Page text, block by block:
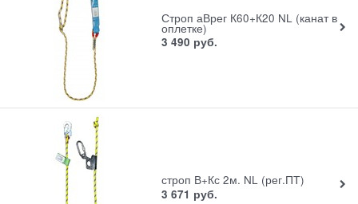
Строп аВрег К60+К20 NL (канат в
оплетке)
3 490 руб.
строп В+Кс 2м. NL (рег.ПТ)
3 671 руб.